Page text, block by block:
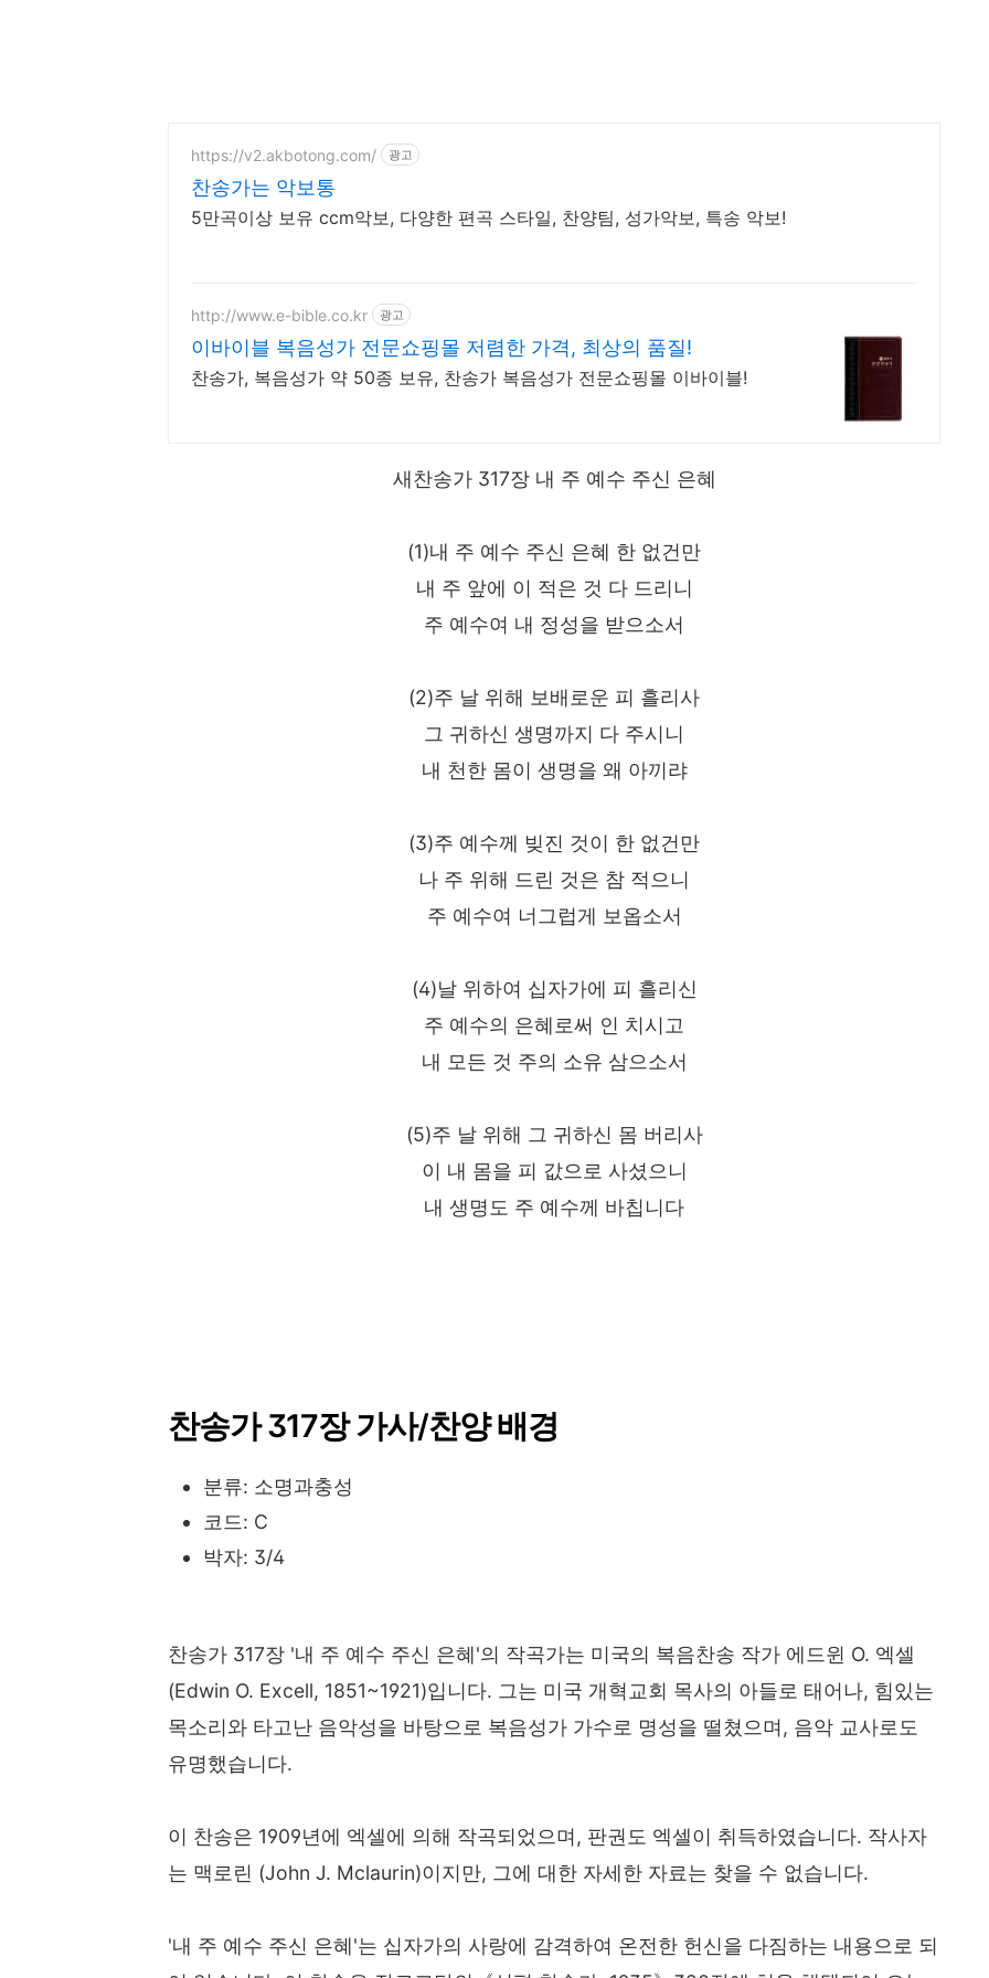
https://v2.akbotong.com/ 광고
찬송가는 악보통
5만곡이상 보유 ccm악보, 다양한 편곡 스타일, 찬양팀, 성가악보, 특송 악보!
http://www.e-bible.co.kr 광고
이바이블 복음성가 전문쇼핑몰 저렴한 가격, 최상의 품질!
찬송가, 복음성가 약 50종 보유, 찬송가 복음성가 전문쇼핑몰 이바이블!
새찬송가 317장 내 주 예수 주신 은혜
(1)내 주 예수 주신 은혜 한 없건만
내 주 앞에 이 적은 것 다 드리니
주 예수여 내 정성을 받으소서
(2)주 날 위해 보배로운 피 흘리사
그 귀하신 생명까지 다 주시니
내 천한 몸이 생명을 왜 아끼랴
(3)주 예수께 빚진 것이 한 없건만
나 주 위해 드린 것은 참 적으니
주 예수여 너그럽게 보옵소서
(4)날 위하여 십자가에 피 흘리신
주 예수의 은혜로써 인 치시고
내 모든 것 주의 소유 삼으소서
(5)주 날 위해 그 귀하신 몸 버리사
이 내 몸을 피 값으로 사셨으니
내 생명도 주 예수께 바칩니다
찬송가 317장 가사/찬양 배경
분류: 소명과충성
코드: C
박자: 3/4
찬송가 317장 '내 주 예수 주신 은혜'의 작곡가는 미국의 복음찬송 작가 에드윈 O. 엑셀
(Edwin O. Excell, 1851~1921)입니다. 그는 미국 개혁교회 목사의 아들로 태어나, 힘있는
목소리와 타고난 음악성을 바탕으로 복음성가 가수로 명성을 떨쳤으며, 음악 교사로도
유명했습니다.
이 찬송은 1909년에 엑셀에 의해 작곡되었으며, 판권도 엑셀이 취득하였습니다. 작사자
는 맥로린 (John J. Mclaurin)이지만, 그에 대한 자세한 자료는 찾을 수 없습니다.
'내 주 예수 주신 은혜'는 십자가의 사랑에 감격하여 온전한 헌신을 다짐하는 내용으로 되